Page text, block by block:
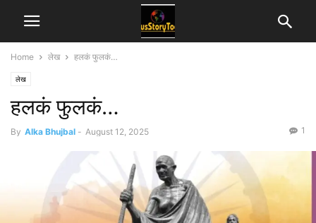
Home लेख हलकं फुलकं…
लेख
हलकं फुलकं…
By Alka Bhujbal - August 12, 2025 1